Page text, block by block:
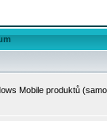
Mobile produktů